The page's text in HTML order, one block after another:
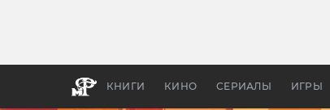
КНИГИ КИНО СЕРИАЛЫ ИГРЫ